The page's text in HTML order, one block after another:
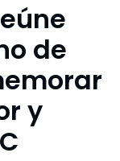
de
y